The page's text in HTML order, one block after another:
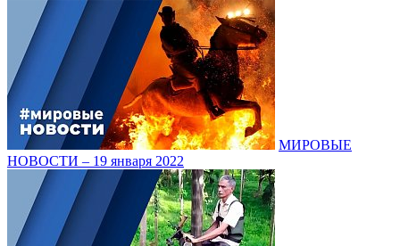
МИРОВЫЕ
НОВОСТИ – 19 января 2022